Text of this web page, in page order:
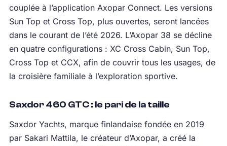
couplée à l’application Axopar Connect. Les versions
Sun Top et Cross Top, plus ouvertes, seront lancées
dans le courant de l’été 2026. L’Axopar 38 se décline
en quatre configurations : XC Cross Cabin, Sun Top,
Cross Top et CCX, afin de couvrir tous les usages, de
la croisière familiale à l’exploration sportive.
Saxdor 460 GTC : le pari de la taille
Saxdor Yachts, marque finlandaise fondée en 2019
par Sakari Mattila, le créateur d’Axopar, a créé la